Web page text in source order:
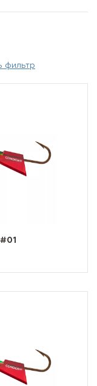
фильтр